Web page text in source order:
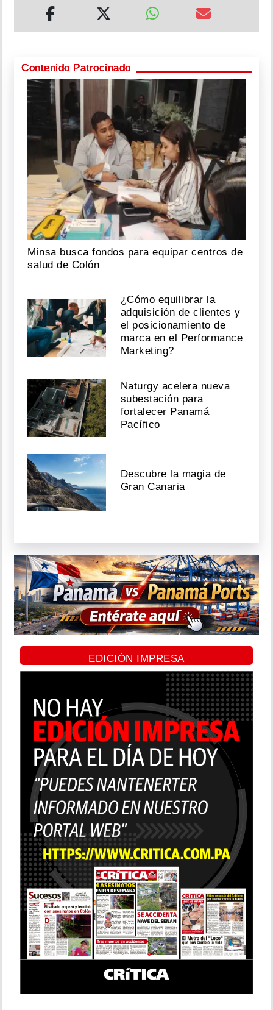
Contenido Patrocinado
Minsa busca fondos para equipar centros de
salud de Colón
¿Cómo equilibrar la
adquisición de clientes y
el posicionamiento de
marca en el Performance
Marketing?
Naturgy acelera nueva
subestación para
fortalecer Panamá
Pacífico
Descubre la magia de
Gran Canaria
EDICIÓN IMPRESA